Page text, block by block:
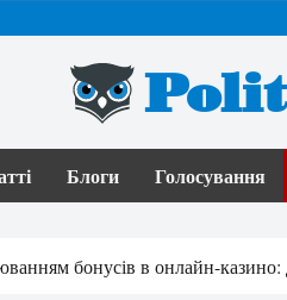
Блоги Голосування
бонусів в онлайн-